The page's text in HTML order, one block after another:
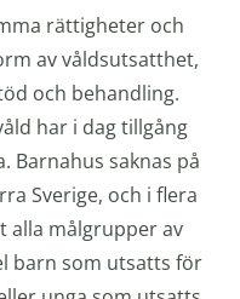
rättigheter och
av våldsutsatthet,
och behandling.
har i dag tillgång
Barnahus saknas på
Sverige, och i flera
alla målgrupper av
barn som utsatts för